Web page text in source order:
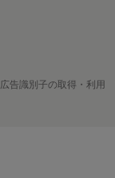
広告識別子の取得・利用